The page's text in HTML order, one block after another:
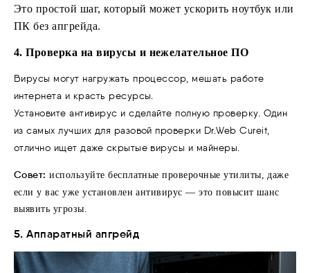
Это простой шаг, который может ускорить ноутбук или
ПК без апгрейда.
4. Проверка на вирусы и нежелательное ПО
Вирусы могут нагружать процессор, мешать работе
интернета и красть ресурсы.
Установите антивирус и сделайте полную проверку. Один
из самых лучших для разовой проверки Dr.Web Cureit,
отлично ищет даже скрытые вирусы и майнеры.
Совет: используйте бесплатные проверочные утилиты, даже
если у вас уже установлен антивирус — это повысит шанс
выявить угрозы.
5. Аппаратный апгрейд